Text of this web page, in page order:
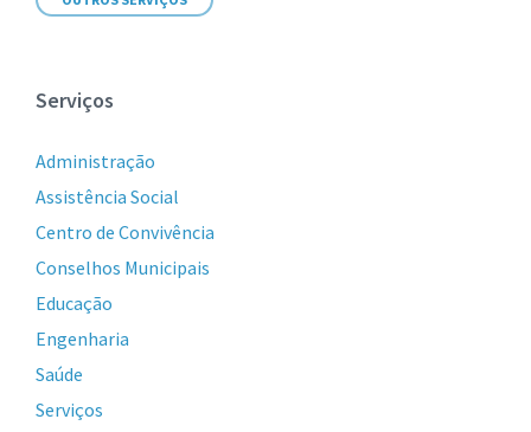
Serviços
Administração
Assistência Social
Centro de Convivência
Conselhos Municipais
Educação
Engenharia
Saúde
Serviços